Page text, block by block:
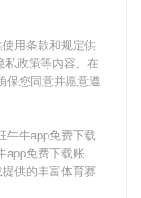
用条款和规定供
政策等内容。在
保您同意并愿意遵
牛牛app免费下载
app免费下载账
供的丰富体育赛